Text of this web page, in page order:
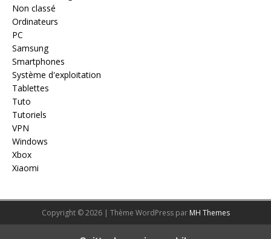
Non classé
Ordinateurs
PC
Samsung
Smartphones
Système d'exploitation
Tablettes
Tuto
Tutoriels
VPN
Windows
Xbox
Xiaomi
Copyright © 2026 | Thème WordPress par MH Themes